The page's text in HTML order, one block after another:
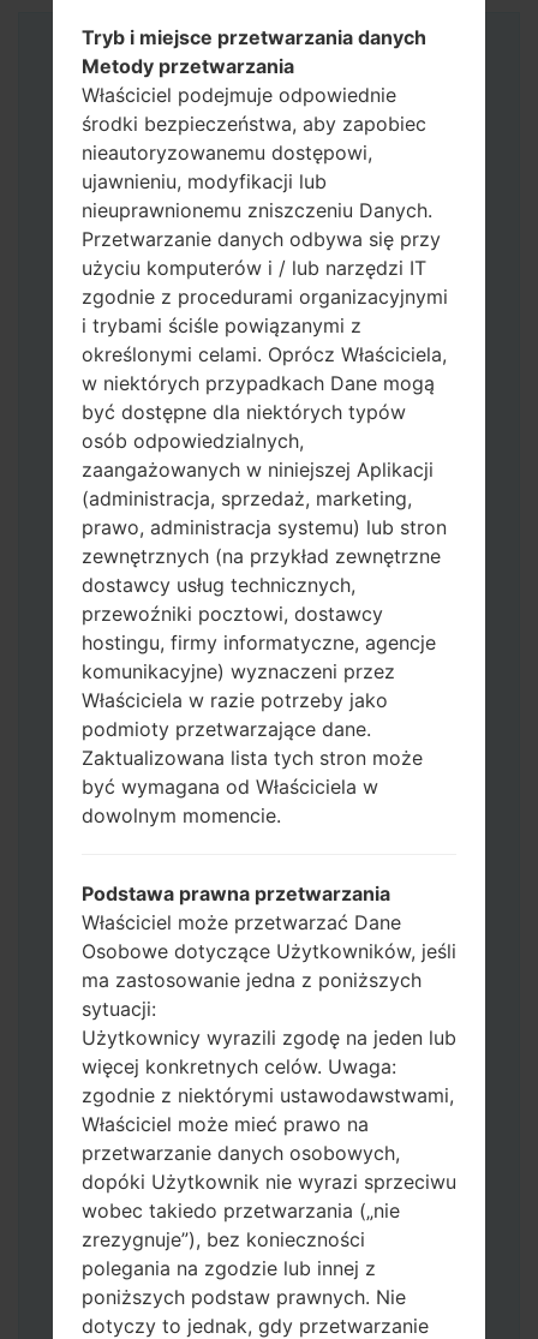
Instrukcje
Pobierz na swój komputer najnowszą
wersjęOdin 3.
Następnie wyodrębnij plik
oprogramowania układowego.
Powinieneś otrzymać 1 plik (jeśli 1 plik
wybierz tutaj) lub 5 plików (jeśli 5 plików
wybierz tutaj):
AP: "System & Recovery"
CP: "Modem & Radio"
CSC_***: "Country & Region & Operator"
HOME_CSC_***: "Country & Region &
Operator"
Dodaj wszystkie pliki w Odin 3.
Jeśli chcesz wyczyścić pamięć flash użyj
zachować wszystkie swoje dane i aplikacje.
Teraz wyłącz swój telefon i przejdź do
trybu pobierania. Jak wykonać wszystkie
metody:
Naciśnij i przytrzymaj klawisz zasilania,
przycisk zwiększania głośności i klawisz
Bixby.
Naciśnij i przytrzymaj klawisze
zwiększania i zmniejszania głośności,
następnie podłącz kabel USB.
Naciśnij i przytrzymaj klawisz zasilania,
przycisk zmniejszania głośności i klawisz
strony domowej.
Podłącz kabel USB, a następnie naciśnij i
przytrzymaj przycisk Bixby i klawisz
zmniejszania głośności.
Tryb i miejsce przetwarzania danych
Metody przetwarzania
Właściciel podejmuje odpowiednie
środki bezpieczeństwa, aby zapobiec
nieautoryzowanemu dostępowi,
ujawnieniu, modyfikacji lub
nieuprawnionemu zniszczeniu Danych.
Przetwarzanie danych odbywa się przy
użyciu komputerów i / lub narzędzi IT
zgodnie z procedurami organizacyjnymi
i trybami ściśle powiązanymi z
określonymi celami. Oprócz Właściciela,
w niektórych przypadkach Dane mogą
być dostępne dla niektórych typów
osób odpowiedzialnych,
zaangażowanych w niniejszej Aplikacji
(administracja, sprzedaż, marketing,
prawo, administracja systemu) lub stron
zewnętrznych (na przykład zewnętrzne
dostawcy usług technicznych,
przewoźniki pocztowi, dostawcy
hostingu, firmy informatyczne, agencje
komunikacyjne) wyznaczeni przez
Właściciela w razie potrzeby jako
podmioty przetwarzające dane.
Zaktualizowana lista tych stron może
być wymagana od Właściciela w
dowolnym momencie.
Podstawa prawna przetwarzania
Właściciel może przetwarzać Dane
Osobowe dotyczące Użytkowników, jeśli
ma zastosowanie jedna z poniższych
sytuacji:
Użytkownicy wyrazili zgodę na jeden lub
więcej konkretnych celów. Uwaga:
zgodnie z niektórymi ustawodawstwami,
Właściciel może mieć prawo na
przetwarzanie danych osobowych,
dopóki Użytkownik nie wyrazi sprzeciwu
wobec takiedo przetwarzania („nie
zrezygnuje”), bez konieczności
polegania na zgodzie lub innej z
poniższych podstaw prawnych. Nie
dotyczy to jednak, gdy przetwarzanie